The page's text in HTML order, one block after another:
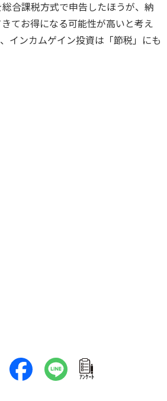
合課税方式で申告したほうが、納
てお得になる可能性が高いと考え
インカムゲイン投資は「節税」にも
ｱﾝｹｰﾄ